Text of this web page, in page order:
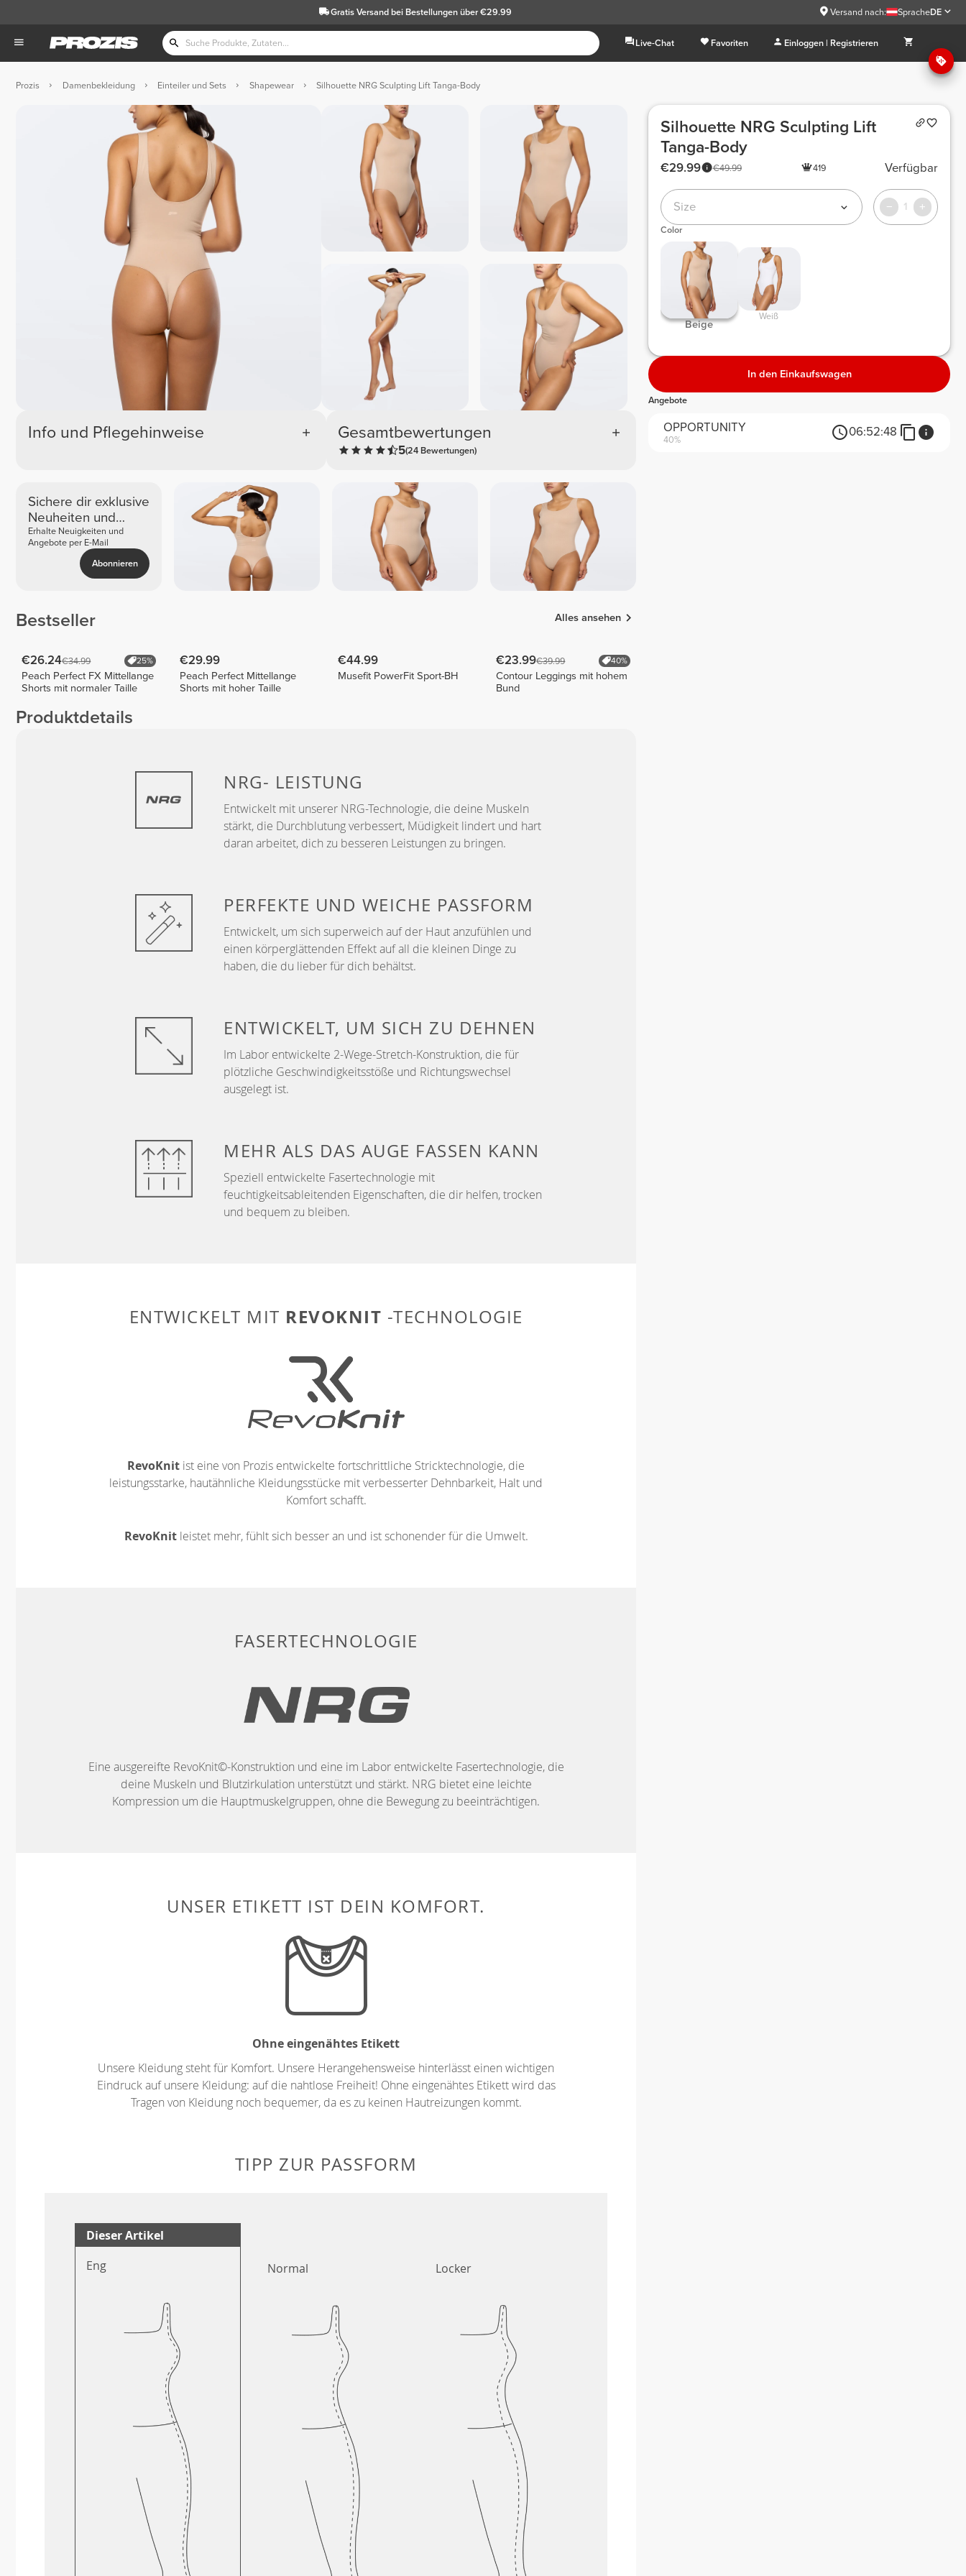
Gratis Versandbei Bestellungen über €29.99 Versand nach: SpracheDE
Live-Chat Favoriten Einloggen | Registrieren
Prozis Damenbekleidung Einteiler und Sets Shapewear Silhouette NRG Sculpting Lift Tanga-Body
Info und Pflegehinweise Gesamtbewertungen
5(24 Bewertungen)
Sichere dir exklusive
Neuheiten und
Angebote
Erhalte Neuigkeiten und
Angebote per E-Mail
Abonnieren
Bestseller Alles ansehen
€26.24€34.99 25%
Peach Perfect FX Mittellange
Shorts mit normaler Taille
€29.99
Peach Perfect Mittellange
Shorts mit hoher Taille
€44.99
Musefit PowerFit Sport-BH
€23.99€39.99 40%
Contour Leggings mit hohem
Bund
Produktdetails
NRG- LEISTUNG
Entwickelt mit unserer NRG-Technologie, die deine Muskeln
stärkt, die Durchblutung verbessert, Müdigkeit lindert und hart
daran arbeitet, dich zu besseren Leistungen zu bringen.
PERFEKTE UND WEICHE PASSFORM
Entwickelt, um sich superweich auf der Haut anzufühlen und
einen körperglättenden Effekt auf all die kleinen Dinge zu
haben, die du lieber für dich behältst.
ENTWICKELT, UM SICH ZU DEHNEN
Im Labor entwickelte 2-Wege-Stretch-Konstruktion, die für
plötzliche Geschwindigkeitsstöße und Richtungswechsel
ausgelegt ist.
MEHR ALS DAS AUGE FASSEN KANN
Speziell entwickelte Fasertechnologie mit
feuchtigkeitsableitenden Eigenschaften, die dir helfen, trocken
und bequem zu bleiben.
ENTWICKELT MIT REVOKNIT -TECHNOLOGIE
RevoKnit ist eine von Prozis entwickelte fortschrittliche Stricktechnologie, die
leistungsstarke, hautähnliche Kleidungsstücke mit verbesserter Dehnbarkeit, Halt und
Komfort schafft.
RevoKnitleistet mehr, fühlt sich besser an und ist schonender für die Umwelt.
FASERTECHNOLOGIE
Eine ausgereifte RevoKnit©-Konstruktion und eine im Labor entwickelte Fasertechnologie, die
deine Muskeln und Blutzirkulation unterstützt und stärkt. NRG bietet eine leichte
Kompression um die Hauptmuskelgruppen, ohne die Bewegung zu beeinträchtigen.
UNSER ETIKETT IST DEIN KOMFORT.
Ohne eingenähtes Etikett
Unsere Kleidung steht für Komfort. Unsere Herangehensweise hinterlässt einen wichtigen
Eindruck auf unsere Kleidung: auf die nahtlose Freiheit! Ohne eingenähtes Etikett wird das
Tragen von Kleidung noch bequemer, da es zu keinen Hautreizungen kommt.
TIPP ZUR PASSFORM
Dieser Artikel
Eng
Normal Locker
Silhouette NRG Sculpting Lift
Tanga-Body
€49.99
€29.99 419 Verfügbar
Size 1
Color
Beige
Weiß
In den Einkaufswagen
Angebote
OPPORTUNITY
40%
06:52:48